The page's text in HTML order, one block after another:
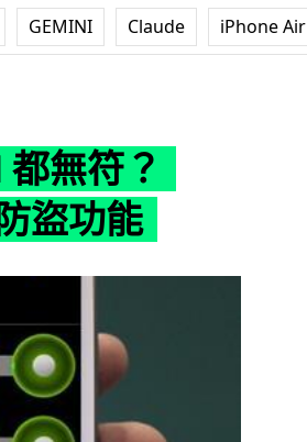
GEMINI Claude iPhone Air
無符？
盜功能